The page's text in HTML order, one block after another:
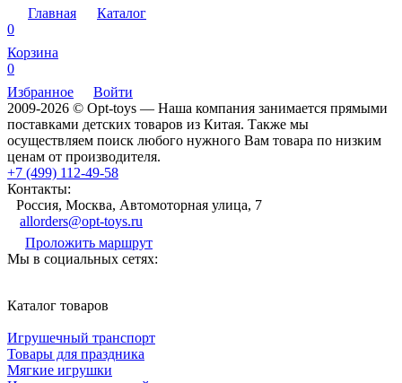
Главная
Каталог
0
Корзина
0
Избранное
Войти
2009-2026 © Opt-toys — Наша компания занимается прямыми
поставками детских товаров из Китая. Также мы
осуществляем поиск любого нужного Вам товара по низким
ценам от производителя.
+7 (499) 112-49-58
Контакты:
Россия, Москва, Автомоторная улица, 7
allorders@opt-toys.ru
Проложить маршрут
Мы в социальных сетях:
Каталог товаров
Игрушечный транспорт
Товары для праздника
Мягкие игрушки